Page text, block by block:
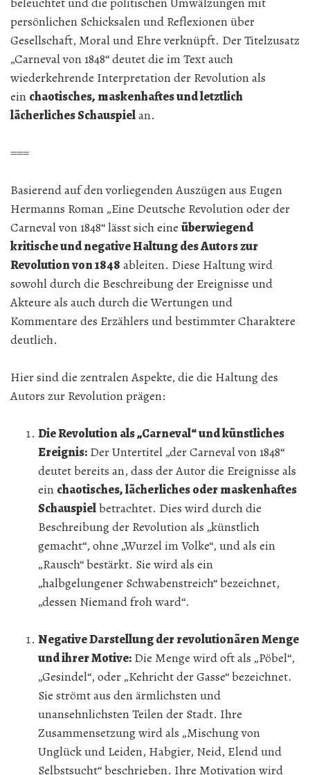
persönlichen Schicksalen und Reflexionen über
Gesellschaft, Moral und Ehre verknüpft. Der Titelzusatz
„Carneval von 1848“ deutet die im Text auch
wiederkehrende Interpretation der Revolution als
ein chaotisches, maskenhaftes und letztlich
lächerliches Schauspielan.
===
Basierend auf den vorliegenden Auszügen aus Eugen
Hermanns Roman „Eine Deutsche Revolution oder der
Carneval von 1848“ lässt sich eine überwiegend
kritische und negative Haltung des Autors zur
Revolution von 1848 ableiten. Diese Haltung wird
sowohl durch die Beschreibung der Ereignisse und
Akteure als auch durch die Wertungen und
Kommentare des Erzählers und bestimmter Charaktere
deutlich.
Hier sind die zentralen Aspekte, die die Haltung des
Autors zur Revolution prägen:
Die Revolution als „Carneval“ und künstliches
Ereignis: Der Untertitel „der Carneval von 1848“
deutet bereits an, dass der Autor die Ereignisse als
ein chaotisches, lächerliches oder maskenhaftes
Schauspielbetrachtet. Dies wird durch die
Beschreibung der Revolution als „künstlich
gemacht“, ohne „Wurzel im Volke“, und als ein
„Rausch“ bestärkt. Sie wird als ein
„halbgelungener Schwabenstreich“ bezeichnet,
„dessen Niemand froh ward“.
Negative Darstellung der revolutionären Menge
und ihrer Motive: Die Menge wird oft als „Pöbel“,
„Gesindel“, oder „Kehricht der Gasse“ bezeichnet.
Sie strömt aus den ärmlichsten und
unansehnlichsten Teilen der Stadt. Ihre
Zusammensetzung wird als „Mischung von
Unglück und Leiden, Habgier, Neid, Elend und
Selbstsucht“ beschrieben. Ihre Motivation wird